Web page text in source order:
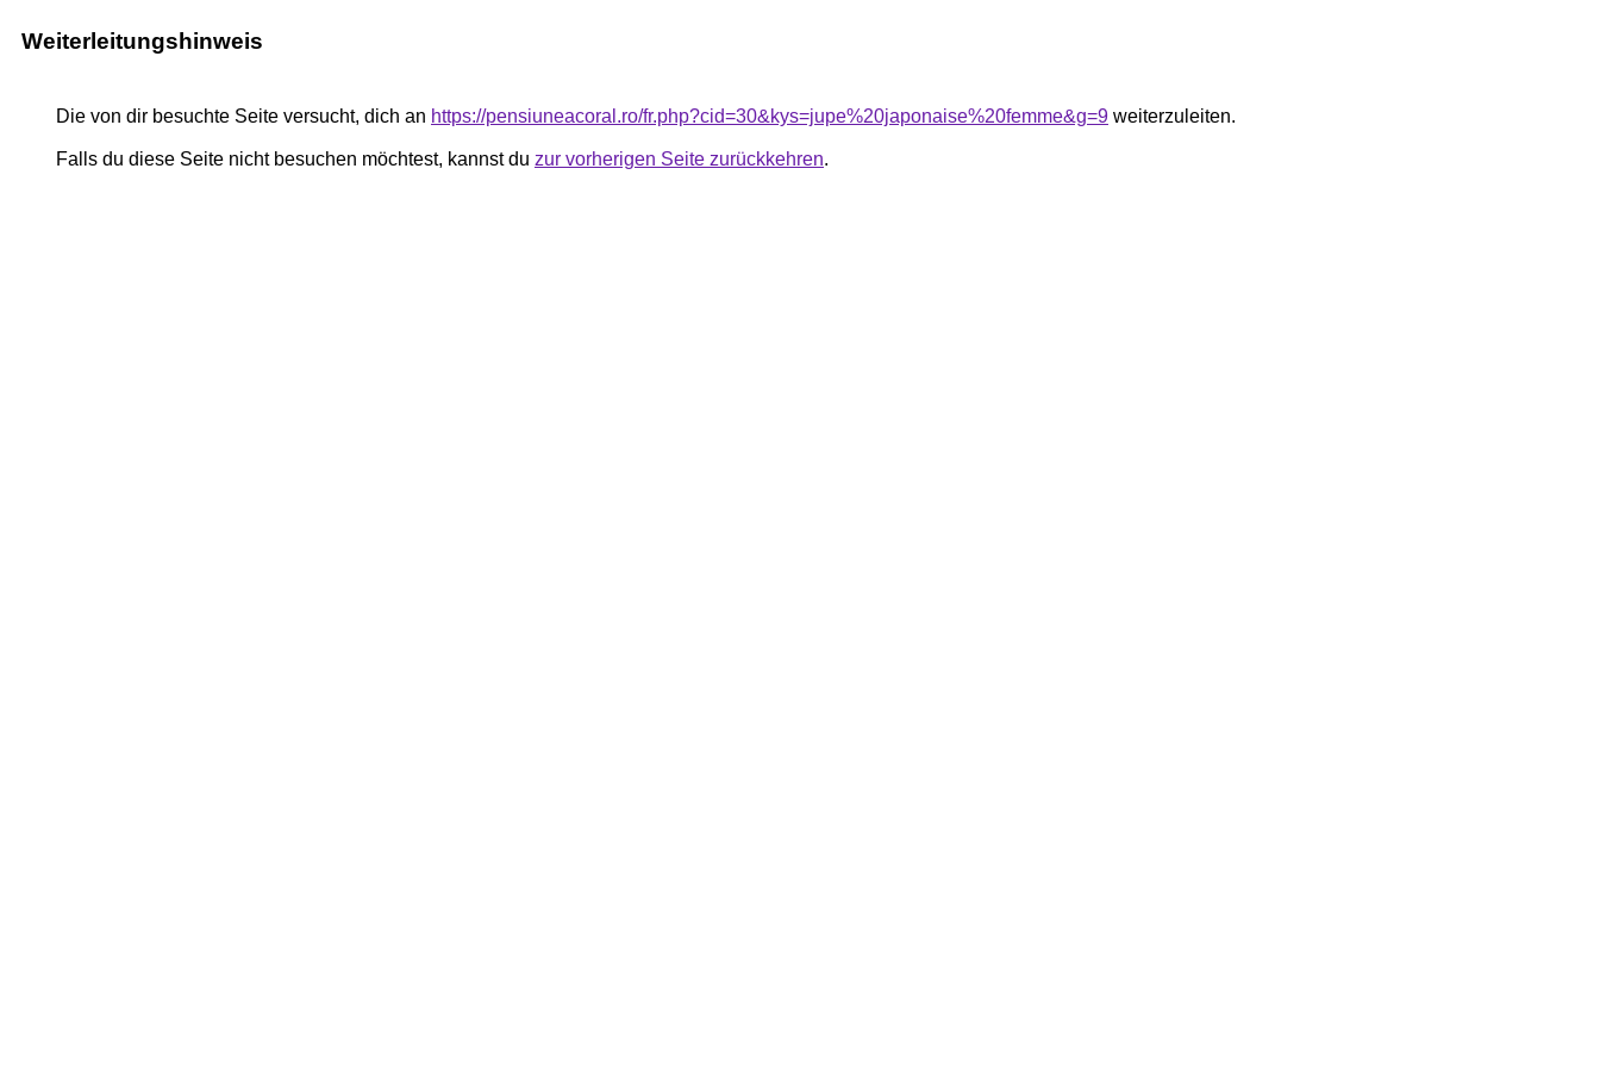
Weiterleitungshinweis
Die von dir besuchte Seite versucht, dich an https://pensiuneacoral.ro/fr.php?cid=30&kys=jupe%20japonaise%20femme&g=9 weiterzuleiten.
Falls du diese Seite nicht besuchen möchtest, kannst du zur vorherigen Seite zurückkehren.